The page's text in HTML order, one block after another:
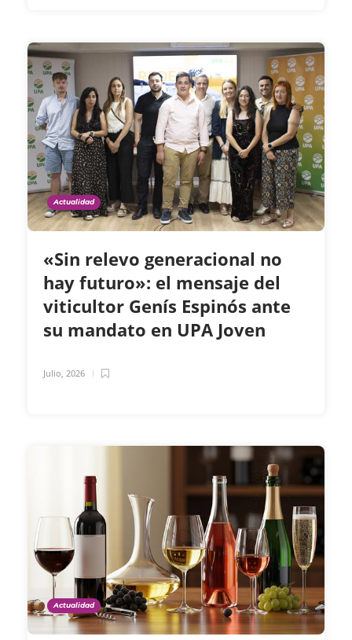
Actualidad
«Sin relevo generacional no
hay futuro»: el mensaje del
viticultor Genís Espinós ante
su mandato en UPA Joven
Julio, 2026
Actualidad